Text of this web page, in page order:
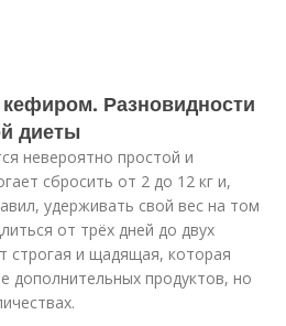
кефиром. Разновидности
диеты
невероятно простой и
сбросить от 2 до 12 кг и,
удерживать свой вес на том
от трёх дней до двух
строгая и щадящая, которая
дополнительных продуктов, но